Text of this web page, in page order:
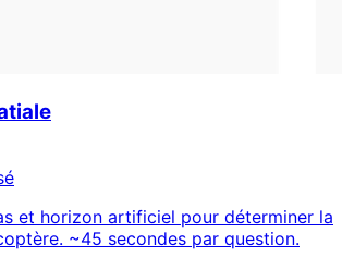
et horizon artificiel pour déterminer la
~45 secondes par question.